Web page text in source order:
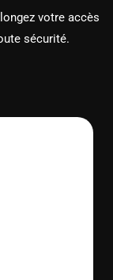
votre accès
sécurité.